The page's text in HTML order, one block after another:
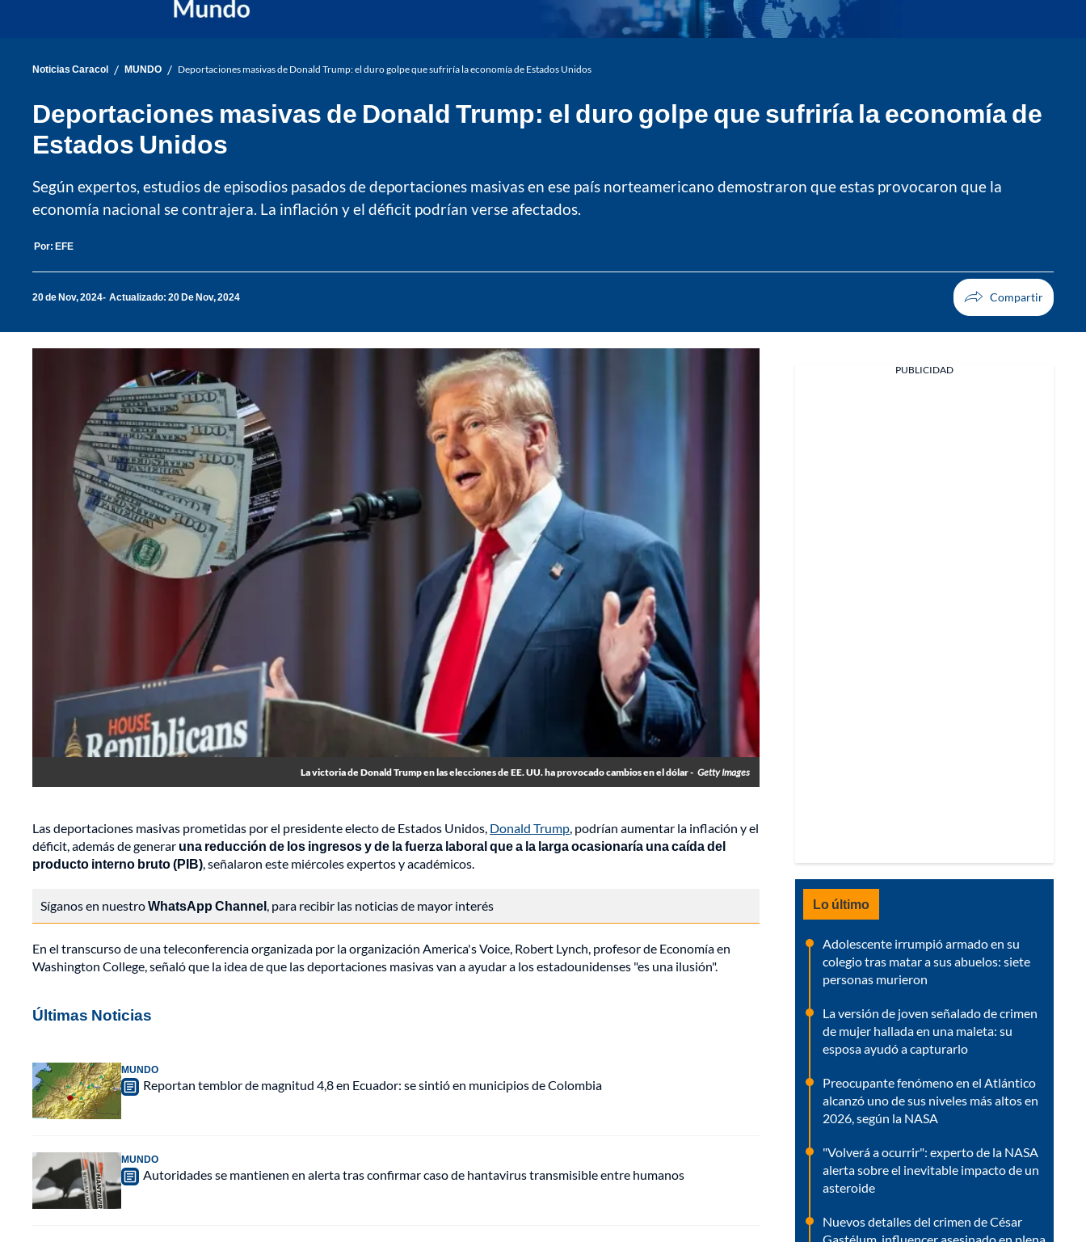
Noticias Caracol / MUNDO / Deportaciones masivas de Donald Trump: el duro golpe que sufriría la economía de Estados Unidos
Deportaciones masivas de Donald Trump: el duro golpe que sufriría la economía de
Estados Unidos
Según expertos, estudios de episodios pasados de deportaciones masivas en ese país norteamericano demostraron que estas provocaron que la
economía nacional se contrajera. La inflación y el déficit podrían verse afectados.
Por: EFE
20 de Nov, 2024 Actualizado: 20 De Nov, 2024
La victoria de Donald Trump en las elecciones de EE. UU. ha provocado cambios en el dólar - Getty Images
Las deportaciones masivas prometidas por el presidente electo de Estados Unidos, Donald Trump, podrían aumentar la inflación y el
déficit, además de generar una reducción de los ingresos y de la fuerza laboral que a la larga ocasionaría una caída del
producto interno bruto (PIB), señalaron este miércoles expertos y académicos.
Síganos en nuestroWhatsApp Channel, para recibir las noticias de mayor interés
En el transcurso de una teleconferencia organizada por la organización America's Voice, Robert Lynch, profesor de Economía en
Washington College, señaló que la idea de que las deportaciones masivas van a ayudar a los estadounidenses "es una ilusión".
Últimas Noticias
MUNDO
Reportan temblor de magnitud 4,8 en Ecuador: se sintió en municipios de Colombia
MUNDO
Autoridades se mantienen en alerta tras confirmar caso de hantavirus transmisible entre humanos
PUBLICIDAD
Lo último
Adolescente irrumpió armado en su
colegio tras matar a sus abuelos: siete
personas murieron
La versión de joven señalado de crimen
de mujer hallada en una maleta: su
esposa ayudó a capturarlo
Preocupante fenómeno en el Atlántico
alcanzó uno de sus niveles más altos en
2026, según la NASA
"Volverá a ocurrir": experto de la NASA
alerta sobre el inevitable impacto de un
asteroide
Nuevos detalles del crimen de César